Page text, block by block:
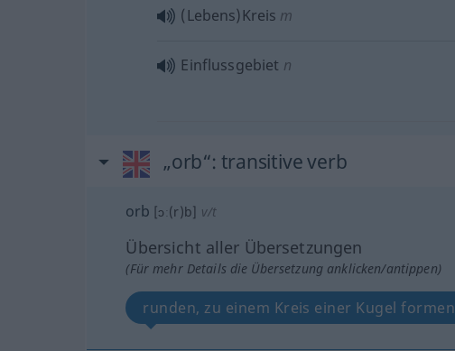
(Lebens)Kreis m
Einflussgebiet n
„orb“: transitive verb
orb [ɔː(r)b] v/t
Übersicht aller Übersetzungen
(Für mehr Details die Übersetzung anklicken/antippen)
runden, zu einem Kreis einer Kugel formen